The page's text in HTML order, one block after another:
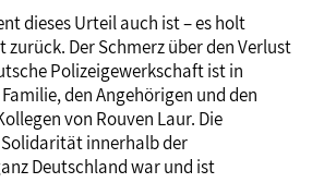
dieses Urteil auch ist – es holt
zurück. Der Schmerz über den Verlust
Polizeigewerkschaft ist in
den Angehörigen und den
von Rouven Laur. Die
innerhalb der
Deutschland war und ist